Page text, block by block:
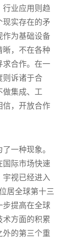
业应用则趋
实存在的矛
为基础设备
，不在各种
求合作。在一
则诉诸于合
做集成、工
，开放合作
一种现象。
际市场快速
视已经进入
居全球第十三
步提高在全球
方面的积累
的第三个重